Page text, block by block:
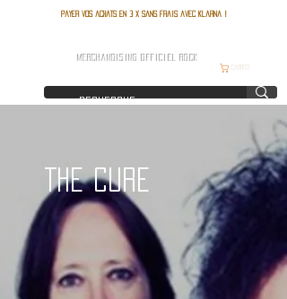
Payer vos achats en 3 x sans frais avec Klarna !
MERCHANDISING OFFICIEL ROCK
THE CURE